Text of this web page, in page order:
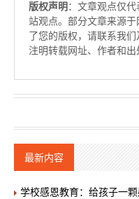
版权声明 ：文章观点仅
站观点。部分文章来源
了您的版权，请联系我
注明转载网址、作者和出
最新内容
学校感恩教育：给孩子一